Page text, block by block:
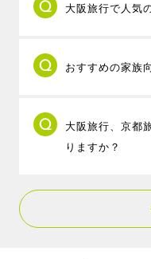
丹空港から京都駅ま
関西国際空港からは京
スで約1時間半（
（詳しくは公式HPで
大阪旅行で人気
堀や、コテコテの大阪
ある海遊館や、名城と
パークであるユニバ
おすすめの家族
ユニバーサル・スタジ
他にも家族向けのスポ
ディスカバリー・セ
大阪旅行、京都
りますか？
大阪観光なら、
乗り放題になり、大